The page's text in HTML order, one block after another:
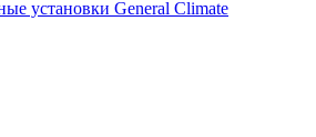
установки General Climate